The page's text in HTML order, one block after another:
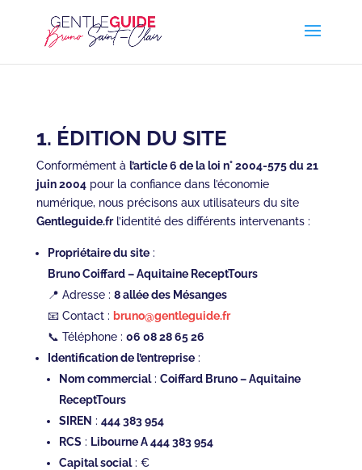
1. ÉDITION DU SITE
Conformément à l’article 6 de la loi n° 2004-575 du 21
juin 2004pour la confiance dans l’économie
numérique, nous précisons aux utilisateurs du site
Gentleguide.frl’identité des différents intervenants :
Propriétaire du site:
Bruno Coiffard – Aquitaine ReceptTours
📍 Adresse : 8 allée des Mésanges
📧 Contact : bruno@gentleguide.fr
📞 Téléphone : 06 08 28 65 26
Identification de l’entreprise:
Nom commercial: Coiffard Bruno – Aquitaine
ReceptTours
SIREN : 444 383 954
RCS: Libourne A 444 383 954
Capital social: €